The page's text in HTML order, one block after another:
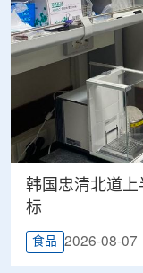
韩国忠清北道
标
食品 2026-08-07